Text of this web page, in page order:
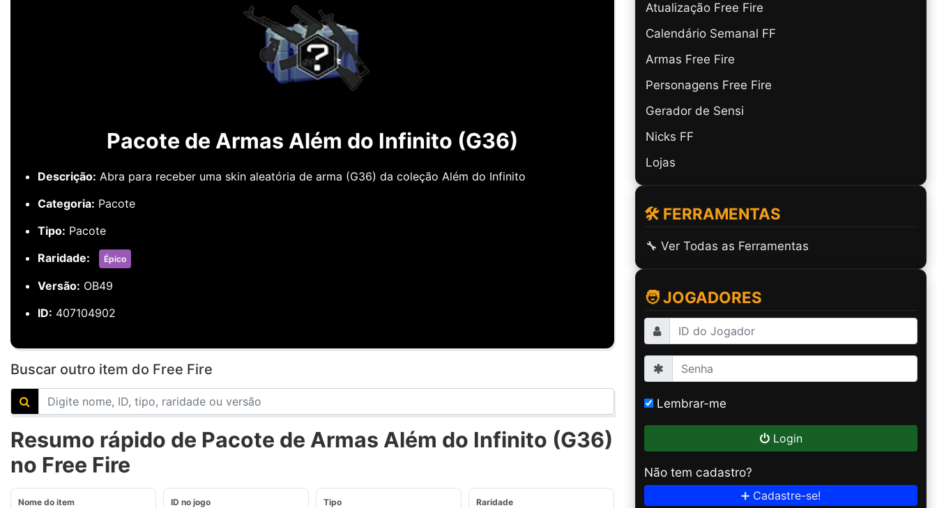
Pacote de Armas Além do Infinito (G36)
Descrição: Abra para receber uma skin aleatória de arma (G36) da coleção Além do Infinito
Categoria: Pacote
Tipo: Pacote
Raridade:
Épico
Versão: OB49
ID: 407104902
Buscar outro item do Free Fire
Resumo rápido de Pacote de Armas Além do Infinito (G36)
no Free Fire
Nome do item ID no jogo Tipo Raridade
Atualização Free Fire
Calendário Semanal FF
Armas Free Fire
Personagens Free Fire
Gerador de Sensi
Nicks FF
Lojas
🛠️ FERRAMENTAS
🔧 Ver Todas as Ferramentas
🧑 JOGADORES
Lembrar-me
Login
Não tem cadastro?
➕ Cadastre-se!